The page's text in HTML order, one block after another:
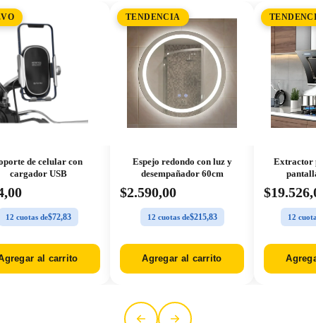
de celular con
cargador USB
12 cuotas de$72,83
al carrito
TENDENCIA
Espejo redondo con luz y
desempañador 60cm
$2.590,00
12 cuotas de$215,83
Agregar al carrito
Extractor
12